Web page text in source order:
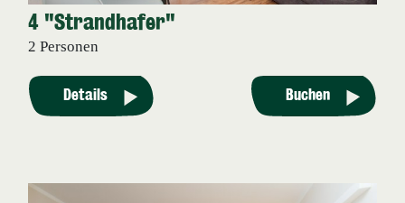
4 "Strandhafer"
2 Personen
Details Buchen